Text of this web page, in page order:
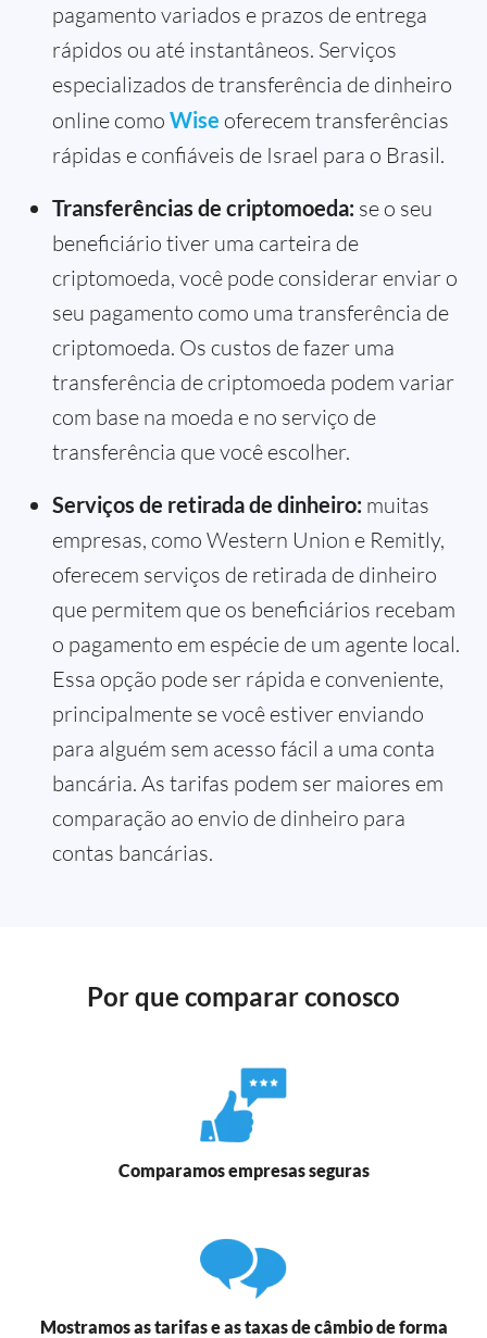
pagamento variados e prazos de entrega
rápidos ou até instantâneos. Serviços
especializados de transferência de dinheiro
online como Wise oferecem transferências
rápidas e confiáveis de Israel para o Brasil.
Transferências de criptomoeda: se o seu
beneficiário tiver uma carteira de
criptomoeda, você pode considerar enviar o
seu pagamento como uma transferência de
criptomoeda. Os custos de fazer uma
transferência de criptomoeda podem variar
com base na moeda e no serviço de
transferência que você escolher.
Serviços de retirada de dinheiro: muitas
empresas, como Western Union e Remitly,
oferecem serviços de retirada de dinheiro
que permitem que os beneficiários recebam
o pagamento em espécie de um agente local.
Essa opção pode ser rápida e conveniente,
principalmente se você estiver enviando
para alguém sem acesso fácil a uma conta
bancária. As tarifas podem ser maiores em
comparação ao envio de dinheiro para
contas bancárias.
Por que comparar conosco
Comparamos empresas seguras
Mostramos as tarifas e as taxas de câmbio de forma